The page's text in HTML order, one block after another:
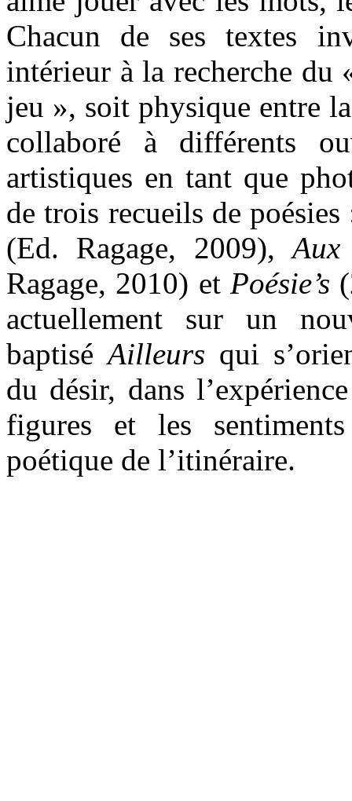
Chacun de ses textes
intérieur à la recherche du
jeu », soit physique entre
collaboré à différents
artistiques en tant que
de trois recueils de
(Ed. Ragage, 2009),
Ragage, 2010) et Poésie’s
actuellement sur un
baptiséAilleurs qui
du désir, dans
figures et les
poétique de l’itinéraire.